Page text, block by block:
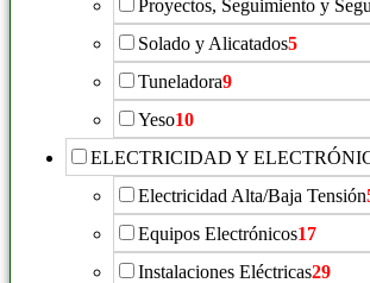
Proyectos, Seguimiento y
Solado y Alicatados5
Tuneladora9
Yeso10
ELECTRICIDAD Y
Electricidad Alta/Baja Tensión
Equipos Electrónicos17
Instalaciones Eléctricas29